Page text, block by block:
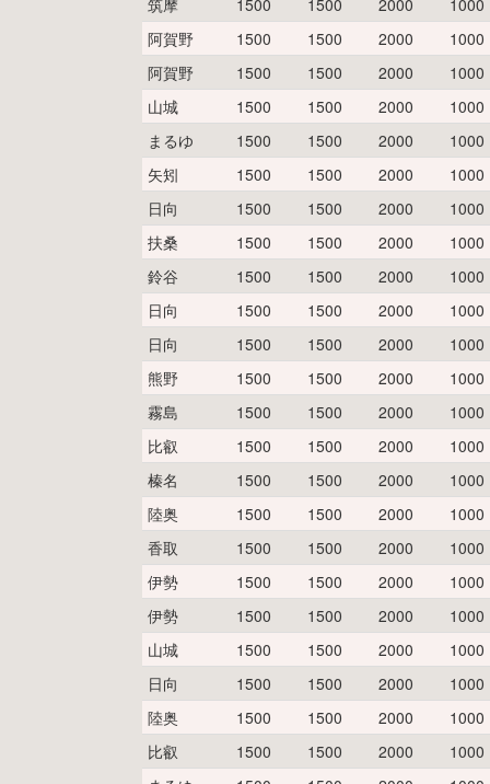
筑摩 1500 1500 2000
1000
阿賀野
1500 1500 2000
1000
阿賀野
1500 1500 2000
1000
山城
1500 1500 2000
1000
まるゆ
1500 1500 2000
1000
矢矧
1500 1500 2000
1000
日向
1500 1500 2000
1000
扶桑
1500 1500 2000
1000
鈴谷
1500 1500 2000
1000
日向
1500 1500 2000
1000
日向
1500 1500 2000
1000
熊野
1500 1500 2000
1000
霧島
1500 1500 2000
1000
比叡
1500 1500 2000
1000
榛名
1500 1500 2000
1000
陸奥
1500 1500 2000
1000
香取
1500 1500 2000
1000
伊勢
1500 1500 2000
1000
伊勢
1500 1500 2000
1000
山城
1500 1500 2000
1000
日向
1500 1500 2000
1000
陸奥
1500 1500 2000
1000
比叡
1500 1500 2000
1000